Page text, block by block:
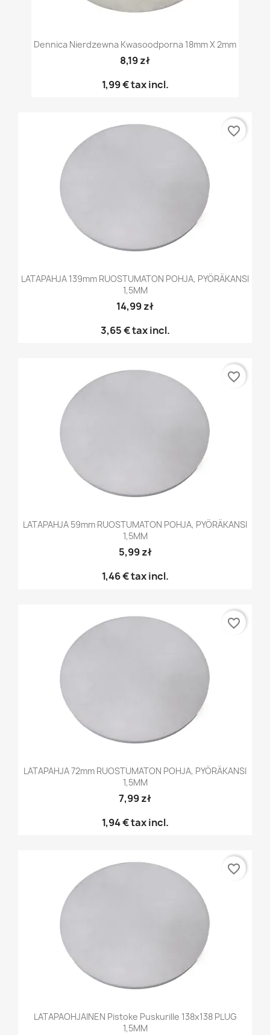
Dennica Nierdzewna Kwasoodporna 18mm X 2mm
8,19 zł
1,99 €tax incl.
LATAPAHJA 139mm RUOSTUMATON POHJA, PYÖRÄKANSI
1,5MM
14,99 zł
3,65 €tax incl.
favorite_border
LATAPAHJA 59mm RUOSTUMATON POHJA, PYÖRÄKANSI
1,5MM
5,99 zł
1,46 €tax incl.
favorite_border
LATAPAHJA 72mm RUOSTUMATON POHJA, PYÖRÄKANSI
1,5MM
7,99 zł
1,94 €tax incl.
favorite_border
LATAPAOHJAINEN Pistoke Puskurille 138x138 PLUG
1,5MM
favorite_border